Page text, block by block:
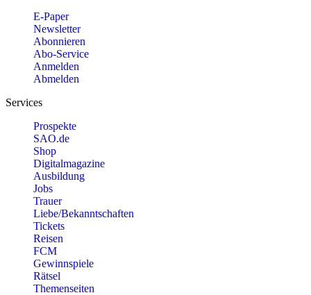
E-Paper
Newsletter
Abonnieren
Abo-Service
Anmelden
Abmelden
Services
Prospekte
SAO.de
Shop
Digitalmagazine
Ausbildung
Jobs
Trauer
Liebe/Bekanntschaften
Tickets
Reisen
FCM
Gewinnspiele
Rätsel
Themenseiten